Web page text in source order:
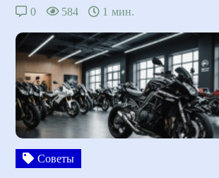
0 584 1 мин.
Советы